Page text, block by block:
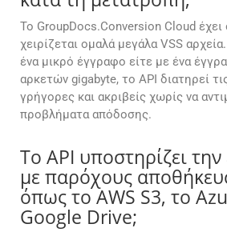
Το GroupDocs.Conversion Cloud έχει
χειρίζεται ομαλά μεγάλα VSS
ένα μικρό έγγραφο είτε με ένα
αρκετών gigabyte, το API διατηρεί
γρήγορες και ακριβείς χωρίς να
προβλήματα απόδοσης.
Το API υποστηρίζει
με παρόχους
όπως το AWS S3, το
Google Drive;